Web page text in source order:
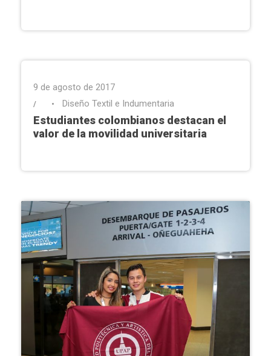
9 de agosto de 2017
• Diseño Textil e Indumentaria
Estudiantes colombianos destacan el
valor de la movilidad universitaria